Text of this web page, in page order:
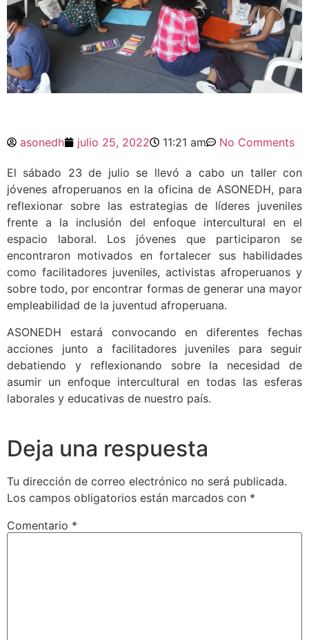
asonedh julio 25, 2022 11:21 am No Comments
El sábado 23 de julio se llevó a cabo un taller con
jóvenes afroperuanos en la oficina de ASONEDH, para
reflexionar sobre las estrategias de líderes juveniles
frente a la inclusión del enfoque intercultural en el
espacio laboral. Los jóvenes que participaron se
encontraron motivados en fortalecer sus habilidades
como facilitadores juveniles, activistas afroperuanos y
sobre todo, por encontrar formas de generar una mayor
empleabilidad de la juventud afroperuana.
ASONEDH estará convocando en diferentes fechas
acciones junto a facilitadores juveniles para seguir
debatiendo y reflexionando sobre la necesidad de
asumir un enfoque intercultural en todas las esferas
laborales y educativas de nuestro país.
Deja una respuesta
Tu dirección de correo electrónico no será publicada.
Los campos obligatorios están marcados con *
Comentario *